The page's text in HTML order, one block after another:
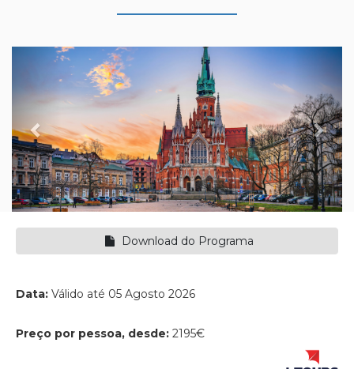
Previous Next
Download do Programa
Data: Válido até 05 Agosto 2026
Preço por pessoa, desde: 2195€